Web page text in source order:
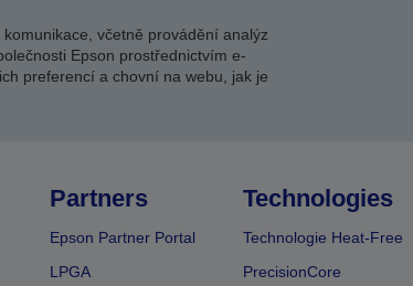
včetně provádění analýz
Epson prostřednictvím e-
preferencí a chovní na webu, jak je
Partners
Epson Partner Portal
LPGA
Technologies
Technologie Heat-Free
PrecisionCore